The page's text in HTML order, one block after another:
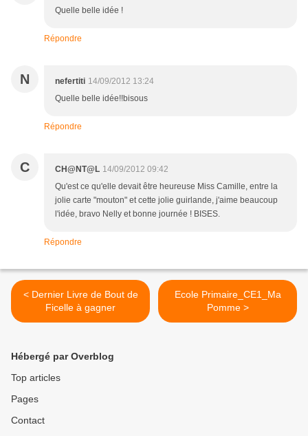
Quelle belle idée !
Répondre
N nefertiti 14/09/2012 13:24
Quelle belle idée!!bisous
Répondre
C CH@NT@L 14/09/2012 09:42
Qu'est ce qu'elle devait être heureuse Miss Camille, entre la
jolie carte "mouton" et cette jolie guirlande, j'aime beaucoup
l'idée, bravo Nelly et bonne journée ! BISES.
Répondre
< Dernier Livre de Bout de
Ficelle à gagner
Ecole Primaire_CE1_Ma
Pomme >
Hébergé par Overblog
Top articles
Pages
Contact